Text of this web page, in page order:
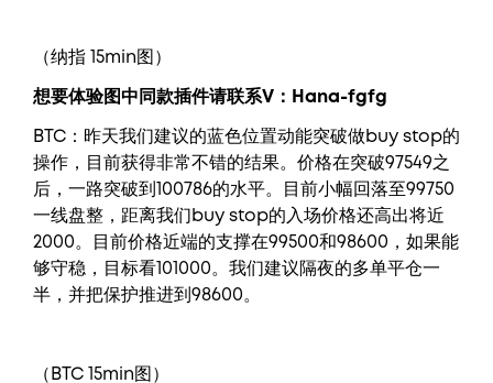
（纳指 15min图）
想要体验图中同款插件请联系V： Hana-fgfg
BTC：昨天我们建议的蓝色位置动能突破做buy stop的
操作，目前获得非常不错的结果。价格在突破97549之
后，一路突破到100786的水平。目前小幅回落至99750
一线盘整，距离我们buy stop的入场价格还高出将近
2000。目前价格近端的支撑在99500和98600，如果能
够守稳，目标看101000。我们建议隔夜的多单平仓一
半，并把保护推进到98600。
（BTC 15min图）